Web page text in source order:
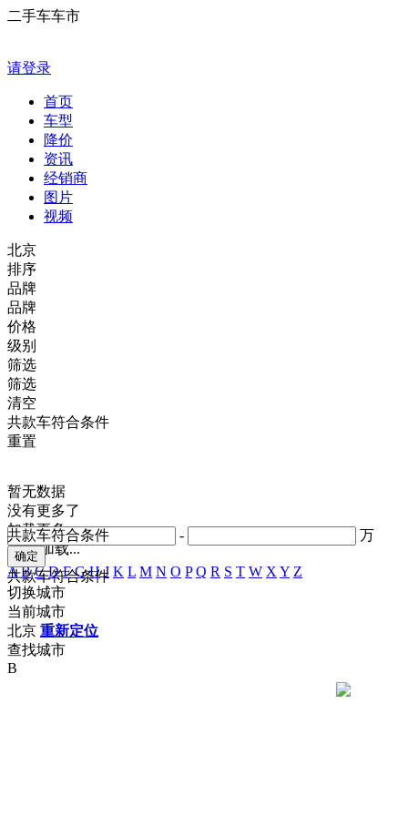
二手车车市
请登录
首页
车型
降价
资讯
经销商
图片
视频
北京
排序
品牌
品牌
价格
- 万
共款车符合条件
级别
共款车符合条件
筛选
筛选
清空
共款车符合条件
重置
暂无数据
没有更多了
加载更多
正在加载...
A B C D F G H J K L M N O P Q R S T W X Y Z
切换城市
当前城市
北京 重新定位
查找城市
B